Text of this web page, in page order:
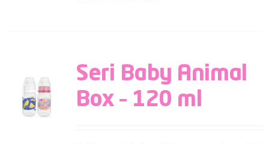
Seri Baby Animal
Box – 120 ml